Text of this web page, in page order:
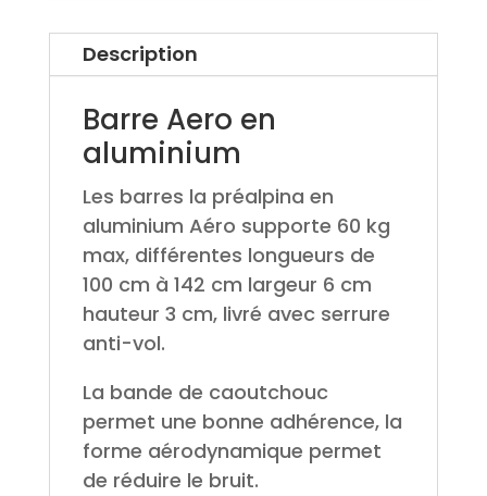
Description
Barre Aero en
aluminium
Les barres la préalpina en
aluminium Aéro supporte 60 kg
max, différentes longueurs de
100 cm à 142 cm largeur 6 cm
hauteur 3 cm, livré avec serrure
anti-vol.
La bande de caoutchouc
permet une bonne adhérence, la
forme aérodynamique permet
de réduire le bruit.